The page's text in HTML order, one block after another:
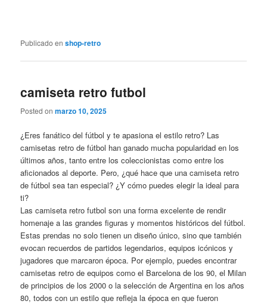
Publicado en shop-retro
camiseta retro futbol
Posted onmarzo 10, 2025
¿Eres fanático del fútbol y te apasiona el estilo retro? Las
camisetas retro de fútbol han ganado mucha popularidad en los
últimos años, tanto entre los coleccionistas como entre los
aficionados al deporte. Pero, ¿qué hace que una camiseta retro
de fútbol sea tan especial? ¿Y cómo puedes elegir la ideal para
ti?
Las camiseta retro futbol son una forma excelente de rendir
homenaje a las grandes figuras y momentos históricos del fútbol.
Estas prendas no solo tienen un diseño único, sino que también
evocan recuerdos de partidos legendarios, equipos icónicos y
jugadores que marcaron época. Por ejemplo, puedes encontrar
camisetas retro de equipos como el Barcelona de los 90, el Milan
de principios de los 2000 o la selección de Argentina en los años
80, todos con un estilo que refleja la época en que fueron